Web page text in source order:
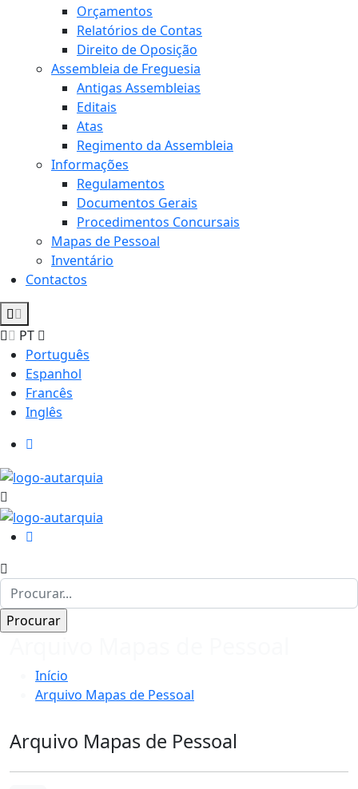
Orçamentos
Relatórios de Contas
Direito de Oposição
Assembleia de Freguesia
Antigas Assembleias
Editais
Atas
Regimento da Assembleia
Informações
Regulamentos
Documentos Gerais
Procedimentos Concursais
Mapas de Pessoal
Inventário
Contactos
PT
Português
Espanhol
Francês
Inglês
Início
Arquivo Mapas de Pessoal
Arquivo Mapas de Pessoal